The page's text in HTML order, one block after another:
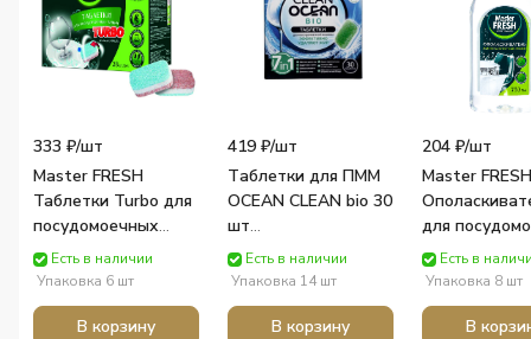
333 ₽/шт
Master FRESH
Таблетки Turbo для
посудомоечных
машин 9в1 28штук
5064 Arvitex
Есть в наличии
Упаковка 6 шт
В корзину
419 ₽/шт
Tаблетки для ПММ
OCEAN CLEAN bio 30
шт
(водораств.пленка)
540г Лаборатория
КАТРИН
Есть в наличии
Упаковка 14 шт
В корзину
204 ₽/шт
Master FRESH
для
машины 750
Arvitex
Есть в
Упаковка 8 шт
В